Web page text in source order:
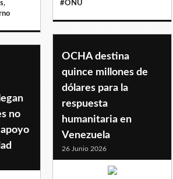
,
#ONU
OCHA destina
quince millones de
dólares para la
respuesta
humanitaria en
Venezuela
26 Junio 2026
no